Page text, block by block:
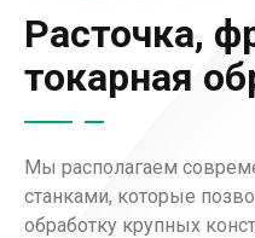
Расточка,
токарная
Мы располагаем
станками, которые
обработку крупных